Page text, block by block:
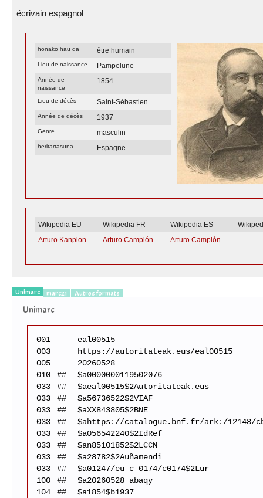
écrivain espagnol
honako hau da être humain
Lieu de naissance Pampelune
Année de
naissance
1854
Lieu de décès Saint-Sébastien
Année de décès 1937
Genre masculin
heritartasuna Espagne
Wikipedia EU Wikipedia FR Wikipedia ES
Arturo Kanpion
Arturo Campión Arturo Campión
Unimarc marc21 Autres formats
Unimarc
001
eal00515
003
https://autoritateak.eus/eal00515
005
20260528
010
##
$a0000000119502076
033
##
$aeal00515$2Autoritateak.eus
033
##
$a56736522$2VIAF
033
##
$aXX843805$2BNE
033
##
$ahttps://catalogue.bnf.fr/ark:/12148/
033
##
$a056542240$2IdRef
033
##
$an85101852$2LCCN
033
##
$a28782$2Auñamendi
033
##
$a01247/eu_c_0174/c0174$2Lur
100
##
$a20260528 abaqy
104
##
$a1854$b1937